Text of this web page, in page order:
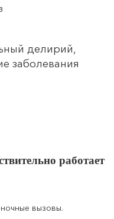
делирий,
заболевания
работает
вызовы.